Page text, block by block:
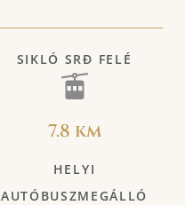
SIKLÓ SRĐ FELÉ
7.8 km
HELYI
AUTÓBUSZMEGÁLLÓ